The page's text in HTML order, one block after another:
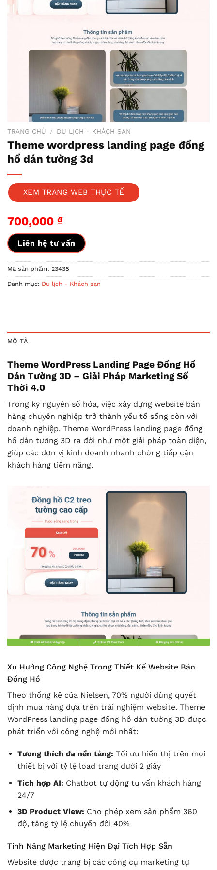
TRANG CHỦ / DU LỊCH - KHÁCH SẠN
Theme wordpress landing page đồng
hồ dán tường 3d
XEM TRANG WEB THỰC TẾ
700,000 ₫
Liên hệ tư vấn
Mã sản phẩm: 23438
Danh mục: Du lịch - Khách sạn
MÔ TẢ
Theme WordPress Landing Page Đồng Hồ
Dán Tường 3D – Giải Pháp Marketing Số
Thời 4.0
Trong kỷ nguyên số hóa, việc xây dựng website bán
hàng chuyên nghiệp trở thành yếu tố sống còn với
doanh nghiệp. Theme WordPress landing page đồng
hồ dán tường 3D ra đời như một giải pháp toàn diện,
giúp các đơn vị kinh doanh nhanh chóng tiếp cận
khách hàng tiềm năng.
Xu Hướng Công Nghệ Trong Thiết Kế Website Bán
Đồng Hồ
Theo thống kê của Nielsen, 70% người dùng quyết
định mua hàng dựa trên trải nghiệm website. Theme
WordPress landing page đồng hồ dán tường 3D được
phát triển với công nghệ mới nhất:
Tương thích đa nền tảng: Tối ưu hiển thị trên mọi
thiết bị với tỷ lệ load trang dưới 2 giây
Tích hợp AI: Chatbot tự động tư vấn khách hàng
24/7
3D Product View: Cho phép xem sản phẩm 360
độ, tăng tỷ lệ chuyển đổi 40%
Tính Năng Marketing Hiện Đại Tích Hợp Sẵn
Website được trang bị các công cụ marketing tự